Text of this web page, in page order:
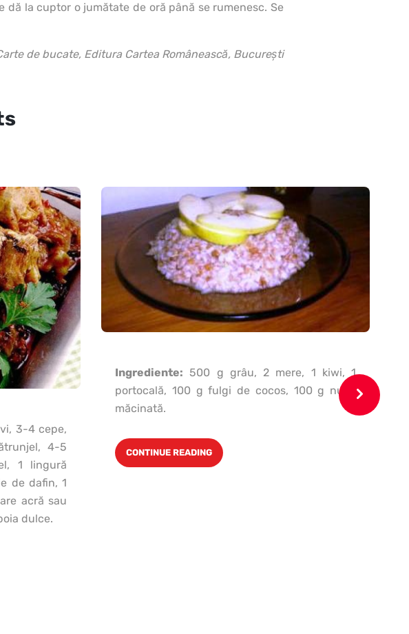
dă la cuptor o jumătate de oră până se rumenesc. Se
de bucate, Editura Cartea Românească, Bucureşti
3-4 cepe,
4-5
1 lingură
de dafin, 1
acră sau
dulce.
Ingrediente: 500 g grâu, 2 mere, 1 kiwi, 1
portocală, 100 g fulgi de cocos, 100 g nucă
măcinată.
CONTINUE READING